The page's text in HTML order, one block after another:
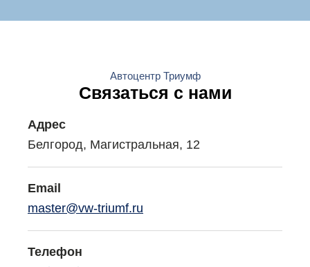
Автоцентр Триумф
Связаться с нами
Адрес
Белгород, Магистральная, 12
Email
master@vw-triumf.ru
Телефон